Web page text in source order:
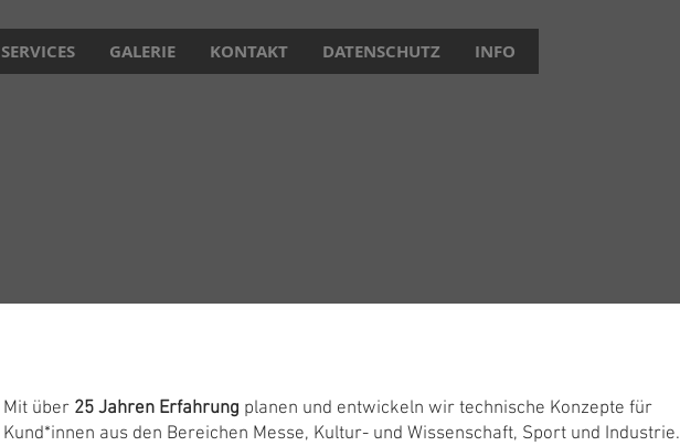
SERVICES GALERIE KONTAKT DATENSCHUTZ INFO
Mit über 25 Jahren Erfahrung planen und entwickeln wir technische Konzepte für
Kund*innen aus den Bereichen Messe, Kultur- und Wissenschaft, Sport und Industrie.